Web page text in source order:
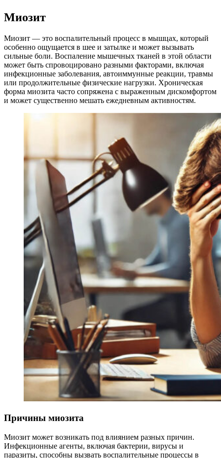
Миозит
Миозит — это воспалительный процесс в мышцах, который
особенно ощущается в шее и затылке и может вызывать
сильные боли. Воспаление мышечных тканей в этой области
может быть спровоцировано разными факторами, включая
инфекционные заболевания, автоиммунные реакции, травмы
или продолжительные физические нагрузки. Хроническая
форма миозита часто сопряжена с выраженным дискомфортом
и может существенно мешать ежедневным активностям.
Причины миозита
Миозит может возникать под влиянием разных причин.
Инфекционные агенты, включая бактерии, вирусы и
паразиты, способны вызвать воспалительные процессы в